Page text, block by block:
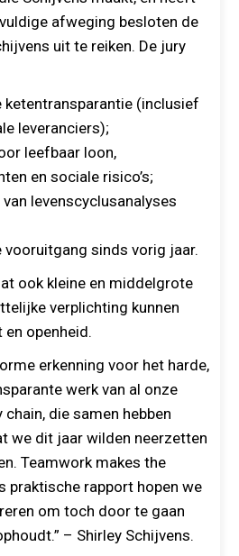
afweging besloten de
uit te reiken. De jury
ketentransparantie (inclusief
leveranciers);
leefbaar loon,
en sociale risico’s;
levenscyclusanalyses
vooruitgang sinds vorig jaar.
ook kleine en middelgrote
verplichting kunnen
openheid.
erkenning voor het harde,
werk van al onze
die samen hebben
we dit jaar wilden neerzetten
Teamwork makes the
praktische rapport hopen we
om toch door te gaan
– Shirley Schijvens.